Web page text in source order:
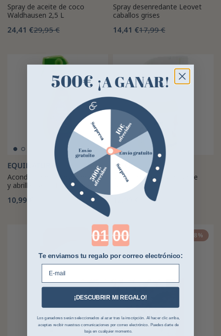
Spray de aceite de coco
Waldhausen 2,5 L
24,41 €29,95 €
Spray desenredante Leovet
caballos grises
14,41 €17,99 €
EQUINATURA
Acondicionador desenredante
y abrillantador Equinatura
10,99 €
EFFOL
Spray Effol Kids Star-Shine
Dorado
-8%
500€ ¡A GANAR!
Countdown ends in:
Te enviamos tu regalo por correo electrónico:
¡DESCUBRIR MI REGALO!
Los ganadores serán seleccionados al azar tras la inscripción. Al hacer clic arriba,
aceptas recibir nuestras comunicaciones por correo electrónico. Puedes darte de
baja en cualquier momento.